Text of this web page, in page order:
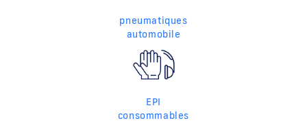
pneumatiques
automobile
EPI
consommables